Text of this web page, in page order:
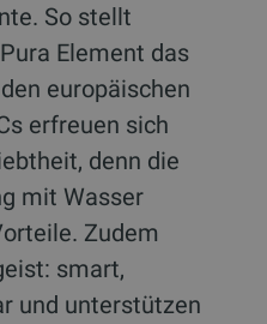
So stellt
Element das
europäischen
erfreuen sich
denn die
mit Wasser
Zudem
smart,
und unterstützen